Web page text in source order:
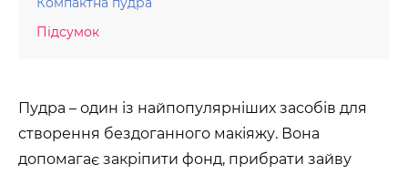
Підсумок
Пудра – один із найпопулярніших засобів для
створення бездоганного макіяжу. Вона
допомагає закріпити фонд, прибрати зайву